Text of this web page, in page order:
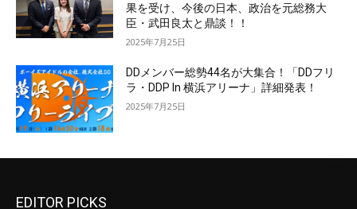
果を受け、今後の日本、政治を元総務大
臣・武田良太と鼎談！！
2025年7月25日
DDメンバー総勢44名が大集合！「DDフリ
ラ・DDP In 横浜アリーナ」詳細発表！
2025年7月25日
EDITOR PICKS